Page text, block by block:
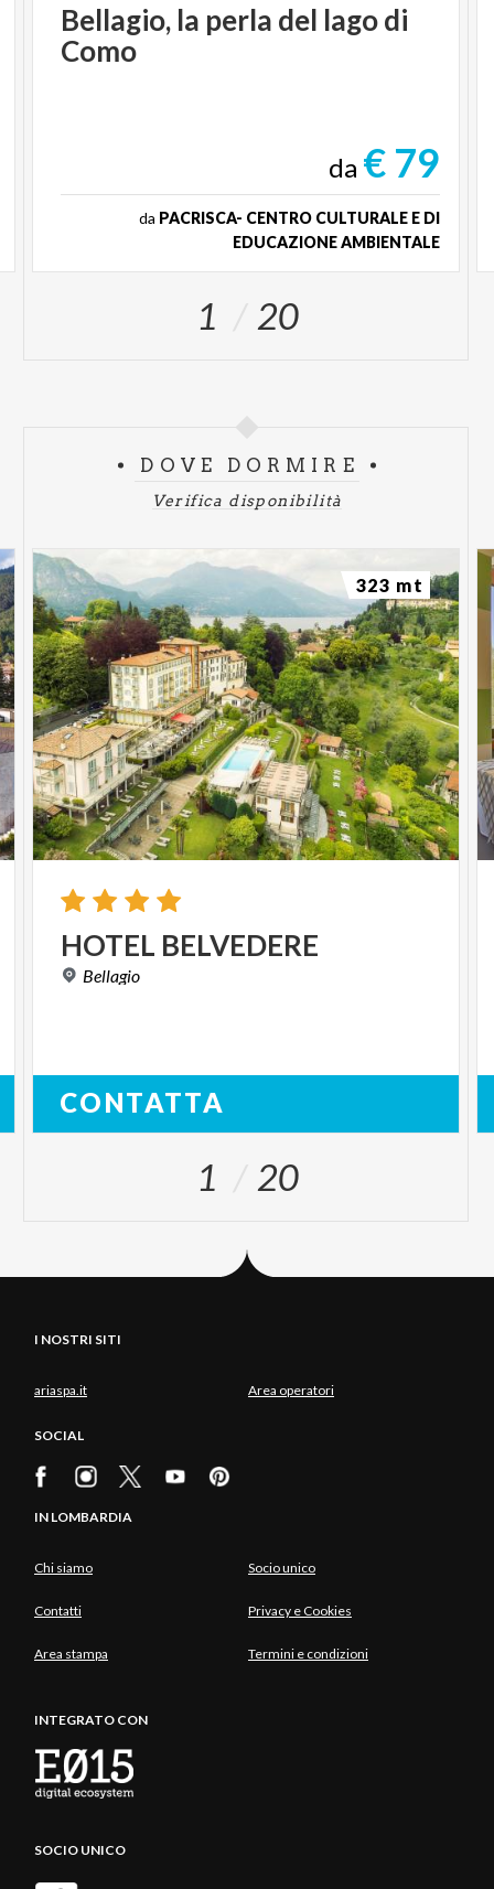
Bellagio, la perla del lagodi
Como
da € 79
da PACRISCA- CENTRO CULTURALE E DI
EDUCAZIONE AMBIENTALE
1 20
DOVE DORMIRE
Verifica disponibilità
HOTEL BELVEDERE
Bellagio
CONTATTA
323 mt
1 20
I NOSTRI SITI
ariaspa.it Area operatori
SOCIAL
IN LOMBARDIA
Chi siamo Socio unico
Contatti Privacy e Cookies
Area stampa Termini e condizioni
INTEGRATO CON
SOCIO UNICO